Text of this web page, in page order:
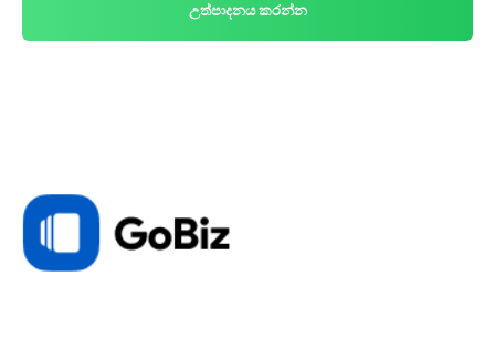
උත්පාදනය කරන්න